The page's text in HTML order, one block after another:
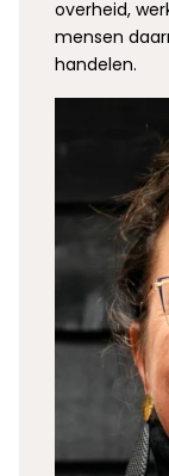
overheid,
mensen
handelen.